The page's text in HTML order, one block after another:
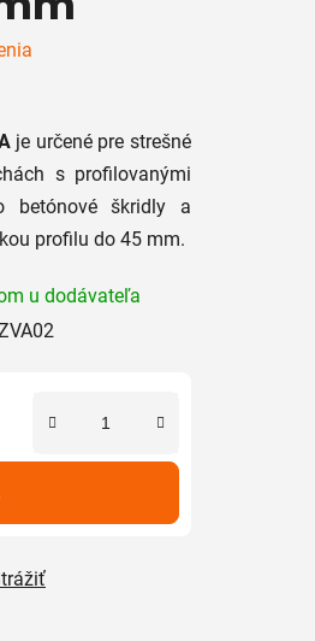
je určené pre strešné
s profilovanými
betónové škridly a
profilu do 45 mm.
u dodávateľa